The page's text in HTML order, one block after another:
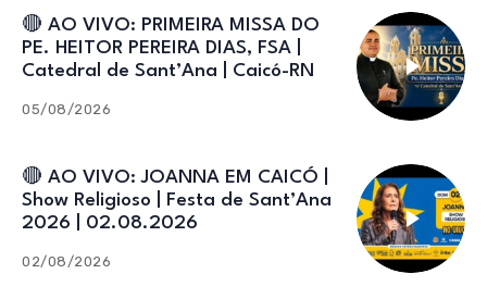
🔴 AO VIVO: PRIMEIRA MISSA DO
PE. HEITOR PEREIRA DIAS, FSA |
Catedral de Sant’Ana | Caicó-RN
05/08/2026
🔴 AO VIVO: JOANNA EM CAICÓ |
Show Religioso | Festa de Sant’Ana
2026 | 02.08.2026
02/08/2026